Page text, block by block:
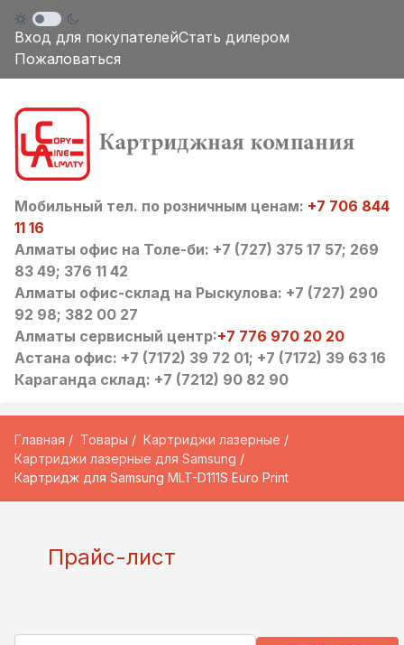
Вход для покупателейСтать дилером
Пожаловаться
Мобильный тел. по розничным ценам: +7 706 844
11 16
Алматы офис на Толе-би: +7 (727) 375 17 57; 269
83 49; 376 11 42
Алматы офис-склад на Рыскулова: +7 (727) 290
92 98; 382 00 27
Алматы сервисный центр:+7 776 970 20 20
Астана офис: +7 (7172) 39 72 01; +7 (7172) 39 63 16
Караганда склад: +7 (7212) 90 82 90
Главная Товары
Картриджи лазерные
Картриджи лазерные для Samsung
Картридж для Samsung MLT-D111S Euro Print
Прайс-лист